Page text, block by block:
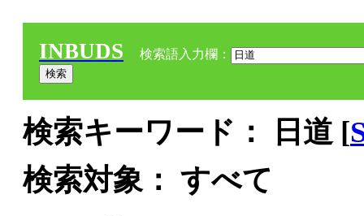
INBUDS 検索語入力欄：
検索キーワード： 日道 [
検索対象： すべて